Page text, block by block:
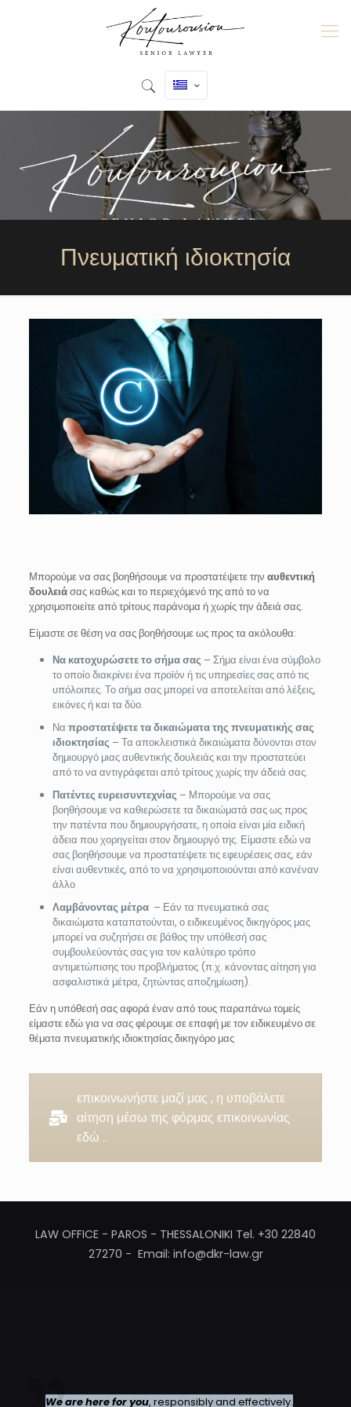
Πνευματική ιδιοκτησία
Μπορούμε να σας βοηθήσουμε να προστατέψετε την αυθεντική
δουλειάσας καθώς και το περιεχόμενό της από το να
χρησιμοποιείτε από τρίτους παράνομα ή χωρίς την άδειά σας.
Είμαστε σε θέση να σας βοηθήσουμε ως προς τα ακόλουθα:
Να κατοχυρώσετε το σήμα σας – Σήμα είναι ένα σύμβολο
το οποίο διακρίνει ένα προϊόν ή τις υπηρεσίες σας από τις
υπόλοιπες. Το σήμα σας μπορεί να αποτελείται από λέξεις,
εικόνες ή και τα δύο.
Να προστατέψετε τα δικαιώματα της πνευματικής σας
ιδιοκτησίας – Τα αποκλειστικά δικαιώματα δύνονται στον
δημιουργό μιας αυθεντικής δουλειάς και την προστατεύει
από το να αντιγράφεται από τρίτους χωρίς την άδειά σας.
Πατέντες ευρεισυντεχνίας – Μπορούμε να σας
βοηθήσουμε να καθιερώσετε τα δικαιώματά σας ως προς
την πατέντα που δημιουργήσατε, η οποία είναι μία ειδική
άδεια που χορηγείται στον δημιουργό της. Είμαστε εδώ να
σας βοηθήσουμε να προστατέψετε τις εφευρέσεις σας, εάν
είναι αυθεντικές, από το να χρησιμοποιούνται από κανέναν
άλλο
Λαμβάνοντας μέτρα – Εάν τα πνευματικά σας
δικαιώματα καταπατούνται, ο ειδικευμένος δικηγόρος μας
μπορεί να συζητήσει σε βάθος την υπόθεσή σας
συμβουλεύοντάς σας για τον καλύτερο τρόπο
αντιμετώπισης του προβλήματος (π.χ. κάνοντας αίτηση για
ασφαλιστικά μέτρα, ζητώντας αποζημίωση).
Εάν η υπόθεσή σας αφορά έναν από τους παραπάνω τομείς
είμαστε εδώ για να σας φέρουμε σε επαφή με τον ειδικευμένο σε
θέματα πνευματικής ιδιοκτησίας δικηγόρο μας
επικοινωνήστε μαζί μας , η υποβάλετε
αίτηση μέσω της φόρμας επικοινωνίας
εδώ ..
LAW OFFICE - PAROS - THESSALONIKI Tel. +30 22840
27270 - Email: info@dkr-law.gr
We are here for you, responsibly and effectively.